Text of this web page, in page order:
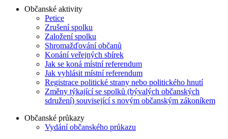
Občanské aktivity
Petice
Zrušení spolku
Založení spolku
Shromažďování občanů
Konání veřejných sbírek
Jak se koná místní referendum
Jak vyhlásit místní referendum
Registrace politické strany nebo politického hnutí
Změny týkající se spolků (bývalých občanských
sdružení) související s novým občanským zákoníkem
Občanské průkazy
Vydání občanského průkazu